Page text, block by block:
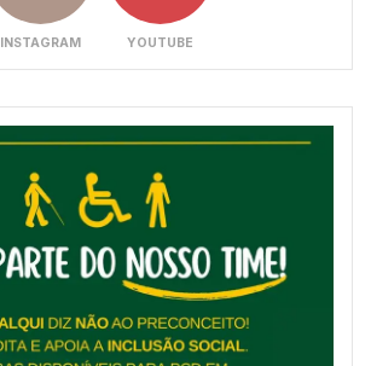
INSTAGRAM YOUTUBE